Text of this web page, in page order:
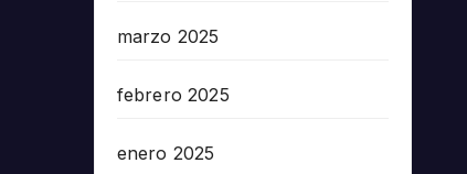
marzo 2025
febrero 2025
enero 2025